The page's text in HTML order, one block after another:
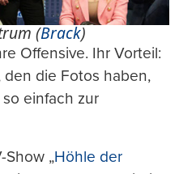
(Brack)
Offensive. Ihr Vorteil:
die Fotos haben,
einfach zur
„Höhle der